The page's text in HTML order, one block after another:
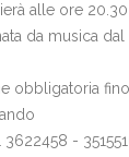
alle ore
da musica dal
obbligatoria
-